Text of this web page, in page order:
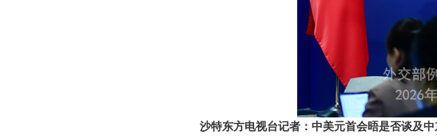
沙特东方电视台记者：中美元首会晤是否谈及